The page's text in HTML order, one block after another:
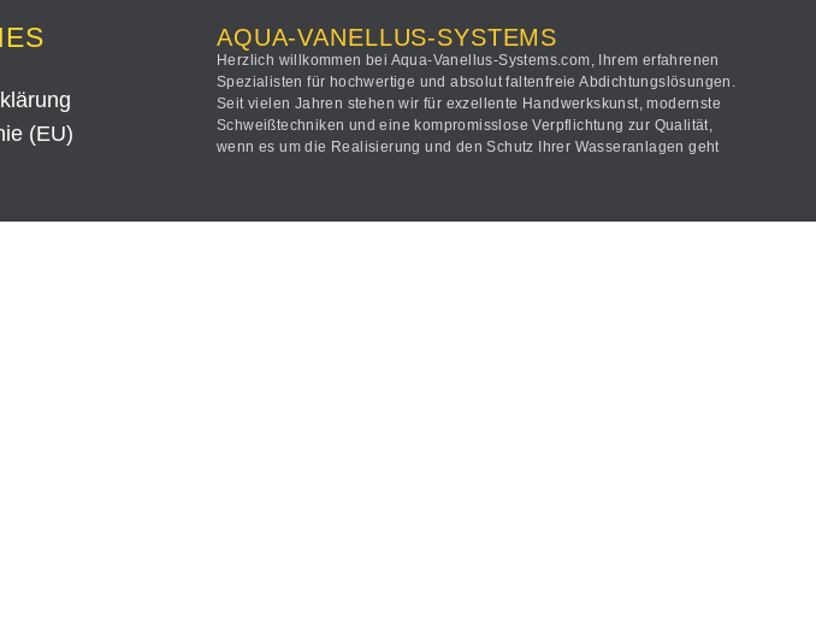
(EU)
AQUA-VANELLUS-SYSTEMS
Herzlich willkommen bei Aqua-Vanellus-Systems.com, Ihrem erfahrenen
Spezialisten für hochwertige und absolut faltenfreie Abdichtungslösungen.
Seit vielen Jahren stehen wir für exzellente Handwerkskunst, modernste
Schweißtechniken und eine kompromisslose Verpflichtung zur Qualität,
wenn es um die Realisierung und den Schutz Ihrer Wasseranlagen geht